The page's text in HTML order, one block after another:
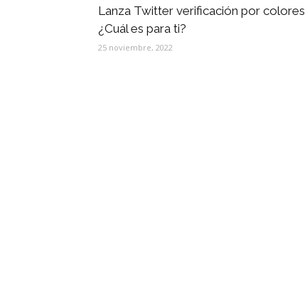
Lanza Twitter verificación por colores
¿Cuál es para ti?
25 noviembre, 2022